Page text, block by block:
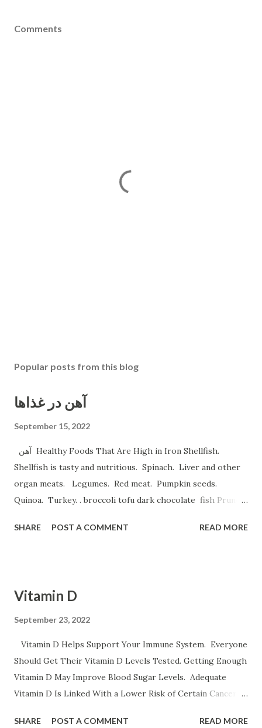
Comments
Popular posts from this blog
آهن در غذاها
September 15, 2022
Shellfish is tasty and nutritious. Spinach. Liver and other
organ meats. Legumes. Red meat. Pumpkin seeds.
Quinoa. Turkey. . broccoli tofu dark chocolate fish Prune
Spinach, Cashew Coconut and Raspberry Smoothie. و
سیب موز و انار عدس سیب زمینی برشته و نان پسته بادام وبادام
برزیلی و هندی اثرات کم خونی خستگی ضعف قوای جسمانی سینه
حاملگی باعث کم خونی می شود
SHARE POST A COMMENT READ MORE
Vitamin D
September 23, 2022
Vitamin D Helps Support Your Immune System. Everyone
Should Get Their Vitamin D Levels Tested. Getting Enough
Vitamin D May Improve Blood Sugar Levels. Adequate
Vitamin D Is Linked With a Lower Risk of Certain Cancers.
SHARE POST A COMMENT READ MORE